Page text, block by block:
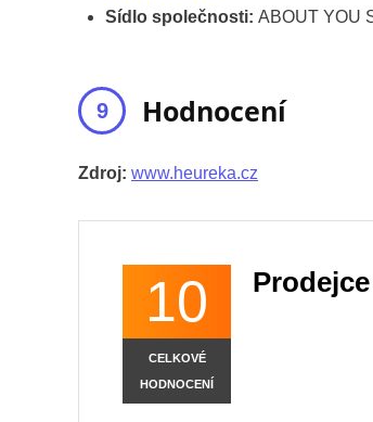
Sídlo společnosti: ABOUT YOU
Hodnocení
Zdroj: www.heureka.cz
10
CELKOVÉ
HODNOCENÍ